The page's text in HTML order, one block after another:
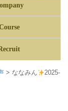
> ななみん
2025-